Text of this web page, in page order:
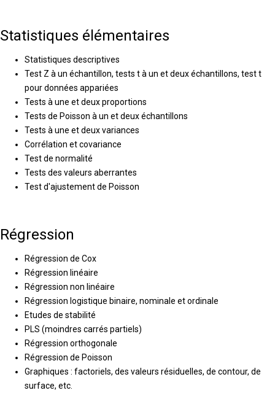
Statistiques élémentaires
Statistiques descriptives
Test Z à un échantillon, tests t à un et deux échantillons, test t
pour données appariées
Tests à une et deux proportions
Tests de Poisson à un et deux échantillons
Tests à une et deux variances
Corrélation et covariance
Test de normalité
Tests des valeurs aberrantes
Test d'ajustement de Poisson
Régression
Régression de Cox
Régression linéaire
Régression non linéaire
Régression logistique binaire, nominale et ordinale
Etudes de stabilité
PLS (moindres carrés partiels)
Régression orthogonale
Régression de Poisson
Graphiques : factoriels, des valeurs résiduelles, de contour, de
surface, etc.